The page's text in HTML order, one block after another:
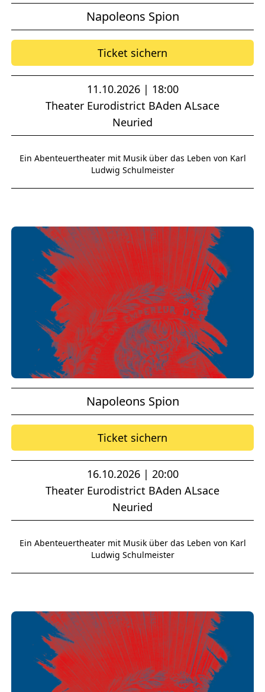
Napoleons Spion
Ticket sichern
11.10.2026 | 18:00
Theater Eurodistrict BAden ALsace
Neuried
Ein Abenteuertheater mit Musik über das Leben von Karl
Ludwig Schulmeister
Napoleons Spion
Ticket sichern
16.10.2026 | 20:00
Theater Eurodistrict BAden ALsace
Neuried
Ein Abenteuertheater mit Musik über das Leben von Karl
Ludwig Schulmeister